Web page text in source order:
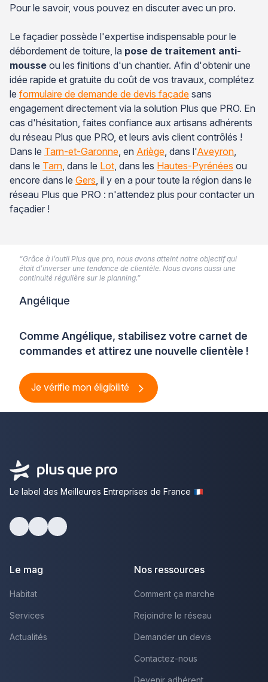
Pour le savoir, vous pouvez en discuter avec un pro.
Le façadier possède l'expertise indispensable pour le
débordement de toiture, la pose de traitement anti-
mousse ou les finitions d'un chantier. Afin d'obtenir une
idée rapide et gratuite du coût de vos travaux, complétez
le formulaire de demande de devis façade sans
engagement directement via la solution Plus que PRO. En
cas d'hésitation, faites confiance aux artisans adhérents
du réseau Plus que PRO, et leurs avis client contrôlés !
Dans le Tarn-et-Garonne , en Ariège , dans l'Aveyron
dans le Tarn , dans le Lot , dans les Hautes-Pyrénées ou
encore dans le Gers , il y en a pour toute la région dans le
réseau Plus que PRO : n'attendez plus pour contacter un
façadier !
Comme Angélique, stabilisez votre carnet de
commandes et attirez une nouvelle clientèle !
Je vérifie mon éligibilité
“Grâce à l’outil Plus que pro, nous avons atteint notre objectif qui
était d’inverser une tendance de clientèle. Nous avons aussi une
continuité régulière sur le planning.”
Angélique
Le label des Meilleures Entreprises de France
Le mag
Habitat
Services
Actualités
Nos ressources
Comment ça marche
Rejoindre le réseau
Demander un devis
Contactez-nous
Devenir adhérent